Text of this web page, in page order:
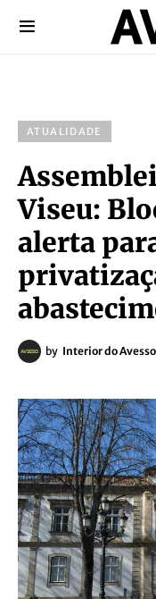
ATUALIDADE
Viseu:
alerta
by Interior do Avesso